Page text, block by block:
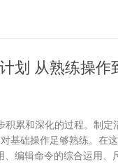
划 从熟练操
累和深化的过程。制
基础操作足够熟练。在
编辑命令的综合运用、